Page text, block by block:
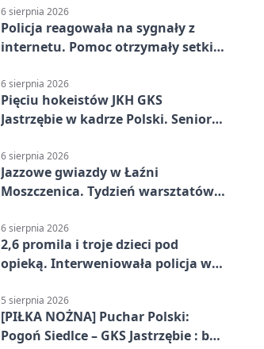
6 sierpnia 2026
Policja reagowała na sygnały z
internetu. Pomoc otrzymały setki
6 sierpnia 2026
Pięciu hokeistów JKH GKS
Jastrzębie w kadrze Polski. Seniorzy
6 sierpnia 2026
Jazzowe gwiazdy w Łaźni
Moszczenica. Tydzień warsztatów
6 sierpnia 2026
2,6 promila i troje dzieci pod
opieką. Interweniowała policja w
5 sierpnia 2026
[PIŁKA NOŻNA] Puchar Polski:
Pogoń Siedlce – GKS Jastrzębie : bez